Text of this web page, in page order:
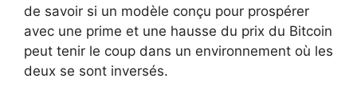
de savoir si un modèle conçu pour prospérer
avec une prime et une hausse du prix du Bitcoin
peut tenir le coup dans un environnement où les
deux se sont inversés.